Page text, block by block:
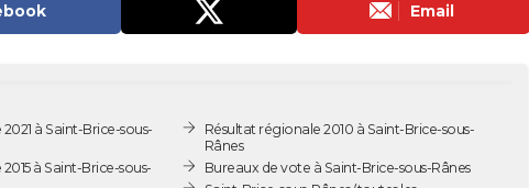
Email
à Saint-Brice-sous-
à Saint-Brice-sous-
Résultat régionale 2010 à Saint-Brice-sous-
Rânes
Bureaux de vote à Saint-Brice-sous-Rânes